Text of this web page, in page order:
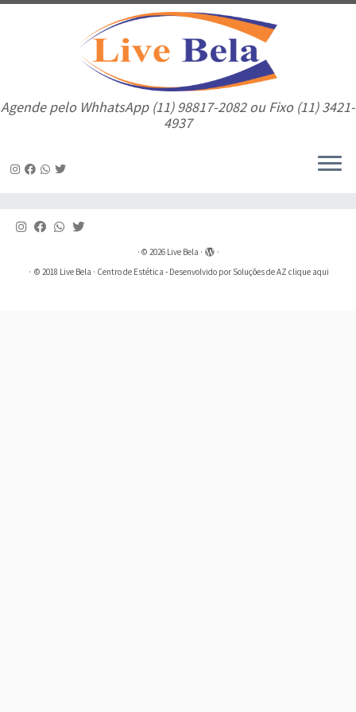
Agende pelo WhhatsApp (11) 98817-2082 ou Fixo (11) 3421-
4937
· © 2026 Live Bela ·
·
· © 2018 Live Bela · Centro de Estética - Desenvolvido por Soluções de AZ clique aqui